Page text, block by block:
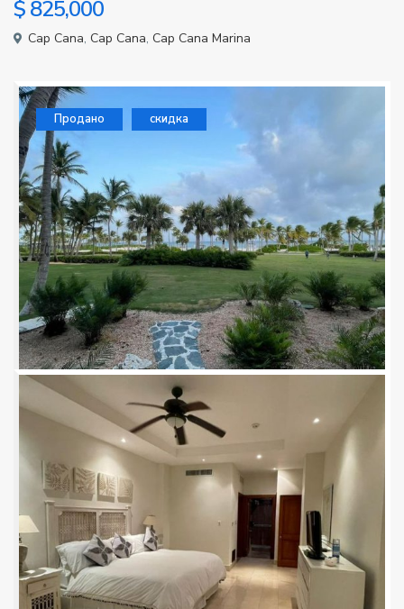
$ 825,000
Cap Cana, Cap Cana, Cap Cana Marina
Продано скидка